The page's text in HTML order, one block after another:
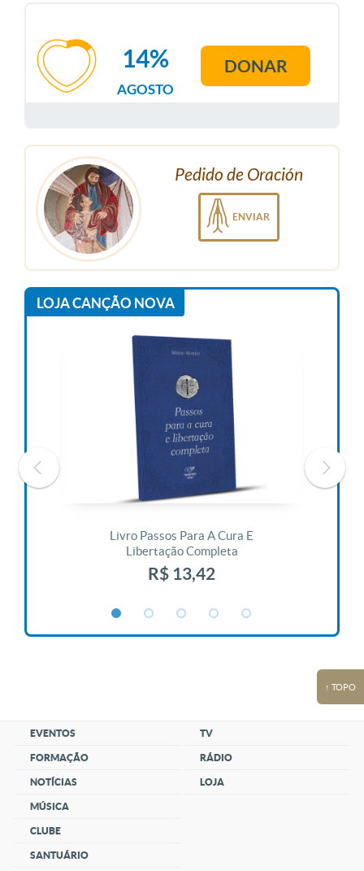
AGOSTO
14% DONAR
Pedido de Oración
ENVIAR
LOJA CANÇÃO NOVA
Livro Passos Para A Cura E
Libertação Completa
R$ 13,42
↑ TOPO
EVENTOS
FORMAÇÃO
NOTÍCIAS
MÚSICA
CLUBE
SANTUÁRIO
TV
RÁDIO
LOJA